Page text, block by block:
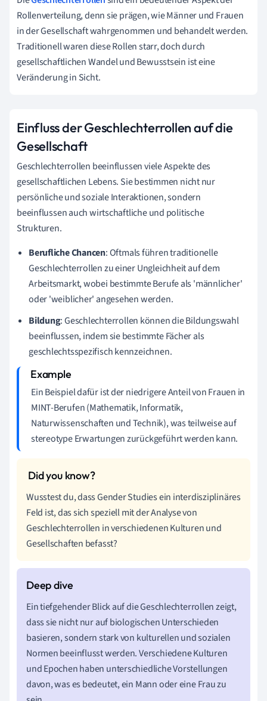
Rollenverteilung, denn sie prägen, wie Männer und Frauen
in der Gesellschaft wahrgenommen und behandelt werden.
Traditionell waren diese Rollen starr, doch durch
gesellschaftlichen Wandel und Bewusstsein ist eine
Veränderung in Sicht.
Einfluss der Geschlechterrollen auf die
Gesellschaft
Geschlechterrollen beeinflussen viele Aspekte des
gesellschaftlichen Lebens. Sie bestimmen nicht nur
persönliche und soziale Interaktionen, sondern
beeinflussen auch wirtschaftliche und politische
Strukturen.
Berufliche Chancen: Oftmals führen traditionelle
Geschlechterrollen zu einer Ungleichheit auf dem
Arbeitsmarkt, wobei bestimmte Berufe als 'männlicher'
oder 'weiblicher' angesehen werden.
Bildung: Geschlechterrollen können die Bildungswahl
beeinflussen, indem sie bestimmte Fächer als
geschlechtsspezifisch kennzeichnen.
Ein Beispiel dafür ist der niedrigere Anteil von Frauen in
MINT-Berufen (Mathematik, Informatik,
Naturwissenschaften und Technik), was teilweise auf
stereotype Erwartungen zurückgeführt werden kann.
Wusstest du, dass Gender Studies ein interdisziplinäres
Feld ist, das sich speziell mit der Analyse von
Geschlechterrollen in verschiedenen Kulturen und
Gesellschaften befasst?
Ein tiefgehender Blick auf die Geschlechterrollen zeigt,
dass sie nicht nur auf biologischen Unterschieden
basieren, sondern stark von kulturellen und sozialen
Normen beeinflusst werden. Verschiedene Kulturen
und Epochen haben unterschiedliche Vorstellungen
davon, was es bedeutet, ein Mann oder eine Frau zu